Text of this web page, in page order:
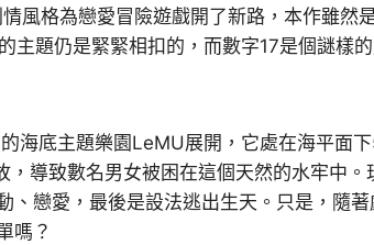
風格為戀愛冒險遊戲開了新路，本作雖然
主題仍是緊緊相扣的，而數字17是個謎樣的
海底主題樂園LeMU展開，它處在海平面
導致數名男女被困在這個天然的水牢中。
、戀愛，最後是設法逃出生天。只是，隨
嗎？